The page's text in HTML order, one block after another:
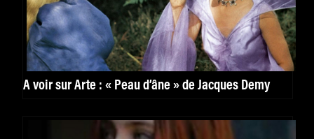
À voir sur Arte : « Peau d’âne » de Jacques Demy